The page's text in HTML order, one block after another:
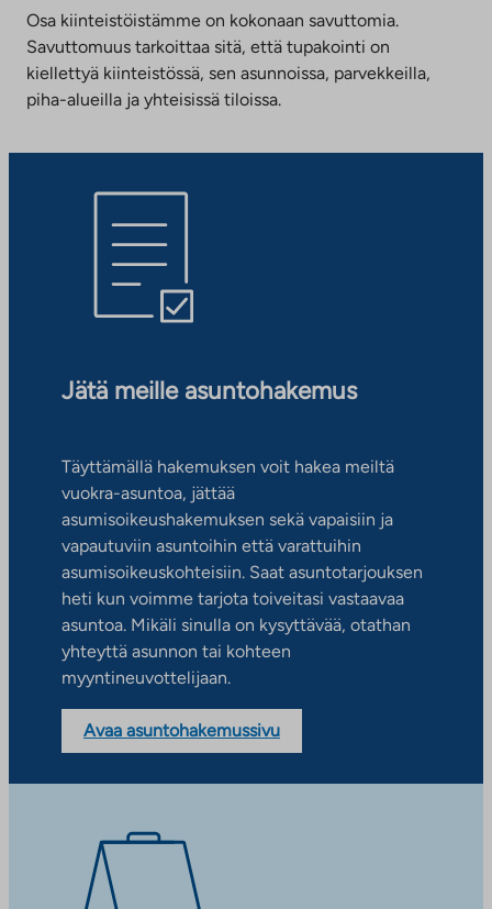
Osa kiinteistöistämme on kokonaan savuttomia.
Savuttomuus tarkoittaa sitä, että tupakointi on
kiellettyä kiinteistössä, sen asunnoissa, parvekkeilla,
piha-alueilla ja yhteisissä tiloissa.
Jätä meille asuntohakemus
Täyttämällä hakemuksen voit hakea meiltä
vuokra-asuntoa, jättää
asumisoikeushakemuksen sekä vapaisiin ja
vapautuviin asuntoihin että varattuihin
asumisoikeuskohteisiin. Saat asuntotarjouksen
heti kun voimme tarjota toiveitasi vastaavaa
asuntoa. Mikäli sinulla on kysyttävää, otathan
yhteyttä asunnon tai kohteen
myyntineuvottelijaan.
Avaa asuntohakemussivu